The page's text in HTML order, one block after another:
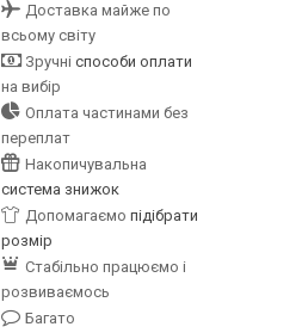
Доставка майже по
всьому світу
Зручні способи оплати
на вибір
Оплата частинами без
переплат
Накопичувальна
система знижок
Допомагаємо підібрати
розмір
Стабільно працюємо і
розвиваємось
Багато